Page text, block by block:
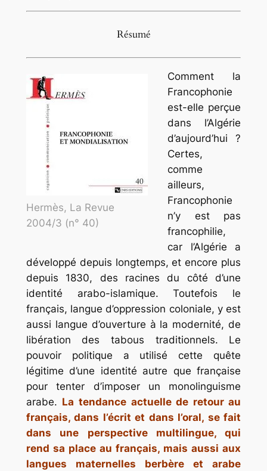
Résumé
Hermès, La Revue
2004/3 (n° 40)
Comment la
Francophonie
est-elle perçue
dans l’Algérie
d’aujourd’hui ?
Certes,
comme
ailleurs,
Francophonie
n’y est pas
francophilie,
car l’Algérie a
développé depuis longtemps, et encore plus
depuis 1830, des racines du côté d’une
identité arabo-islamique. Toutefois le
français, langue d’oppression coloniale, y est
aussi langue d’ouverture à la modernité, de
libération des tabous traditionnels. Le
pouvoir politique a utilisé cette quête
légitime d’une identité autre que française
pour tenter d’imposer un monolinguisme
arabe. La tendance actuelle de retour au
français, dans l’écrit et dans l’oral, se fait
dans une perspective multilingue, qui
rend sa place au français, mais aussi aux
langues maternelles berbère et arabe